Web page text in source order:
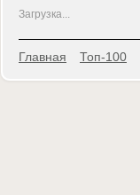
Загрузка...
Главная Топ-100